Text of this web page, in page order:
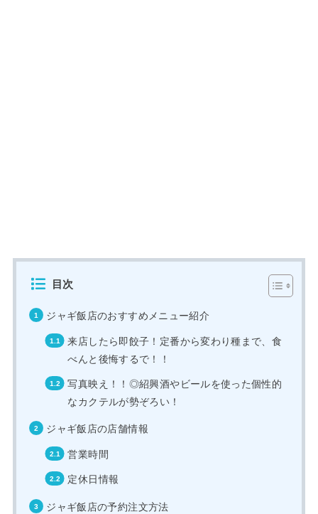
目次
ジャギ飯店のおすすめメニュー紹介
来店したら即餃子！定番から変わり種まで、食
べんと後悔するで！！
写真映え！！◎紹興酒やビールを使った個性的
なカクテルが勢ぞろい！
ジャギ飯店の店舗情報
営業時間
定休日情報
ジャギ飯店の予約注文方法